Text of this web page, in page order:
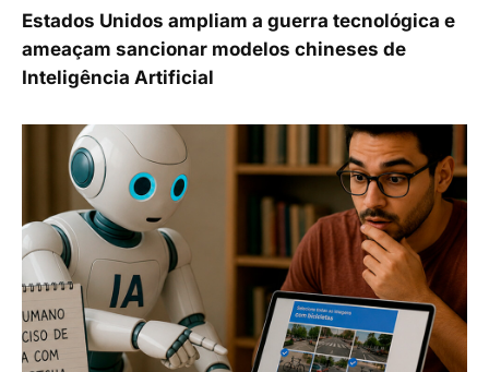
Estados Unidos ampliam a guerra tecnológica e
ameaçam sancionar modelos chineses de
Inteligência Artificial